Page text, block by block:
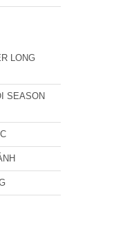
LONG
SEASON